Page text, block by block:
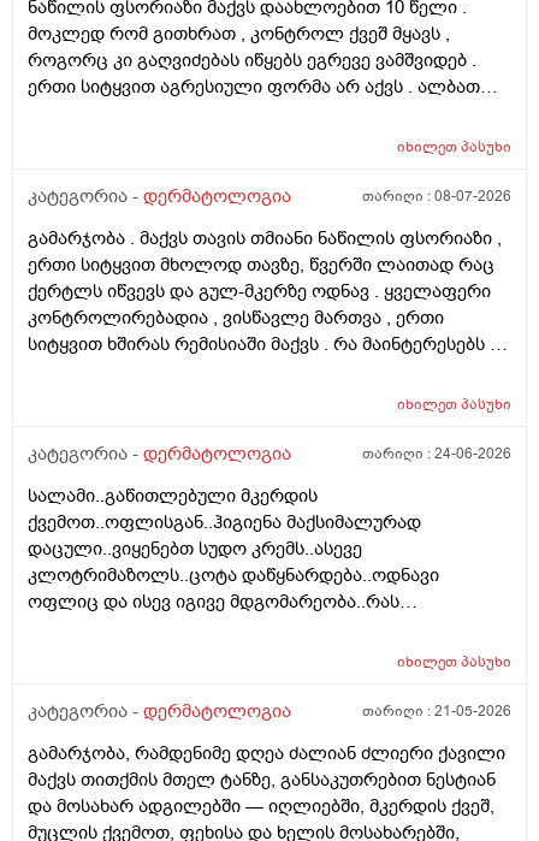
ნაწილის ფსორიაზი მაქვს დაახლოებით 10 წელი .
მოკლედ რომ გითხრათ , კონტროლ ქვეშ მყავს ,
როგორც კი გაღვიძებას იწყებს ეგრევე ვამშვიდებ .
ერთი სიტყვით აგრესიული ფორმა არ აქვს . ალბათ
ასაკი და გენეტიკა , ზუსტად ვერ გეტყვით მაგრამ
შუბლის ხაზიც გადაწეულია უკვე აშკარად . ჩემი
ჩამატება და გახშირება , თუ არის მიზანშეწონილი და
გამართლებილი სკალპის ფსორიაზის დროს ? არ
მინდა რომ ამ პროცედურებმა კიდევ უფრო
გამიღიანოს . თუ გააგრძელებს იმავე ფორმით
არსებობას თანახმა ვარ ერთი სიტყით . მოკლედ
ფსორიაზის დროს და არის თუ არა პრაქტიკაში ვინც
გაღიზიანებულა კიდე უფრო . მადლონა წინასწარ !
იხილეთპასუხი
კატეგორია - დერმატოლოგია თარიღი :08-07-2026
გამარჯობა . მაქვს თავის თმიანი ნაწილის ფსორიაზი ,
ერთი სიტყვით მხოლოდ თავზე, წვერში ლაითად რაც
ქერტლს იწვევს და გულ-მკერზე ოდნავ . ყველაფერი
კონტროლირებადია , ვისწავლე მართვა , ერთი
სიტყვით ხშირას რემისიაში მაქვს . რა მაინტერესებს -
კისერი , ყელი , მუცელი , საჯდომი , ხელი , ფეხი და ა.შ
და ყელზე და დაახლოებით 2 წელია გავწყვიტე ,
ვარ . ვიღაცამ მითხრა შესაძლოა ეპილაციამ
გააღიაზიანოს და მანდაც გამოვიდესო , შიშმა ამიტანა
. სხვადასხვა ვერსია მესმის , ზოგი ამბობს არანაირი
ახალი კერების გაჩენა , ზოგიც კი პირიქით . იქნებ
თქვენ მითხრათ ღირს გაგრძელება ? რისკი
იხილეთპასუხი
კატეგორია - დერმატოლოგია თარიღი :24-06-2026
სალამი..გაწითლებული მკერდის
ქვემოთ..ოფლისგან..ჰიგიენა მაქსიმალურად
დაცული..ვიყენებთ სუდო კრემს..ასევე
კლოტრიმაზოლს..ცოტა დაწყნარდება..ოდნავი
ოფლიც და ისევ იგივე მდგომარეობა..რას
იხილეთპასუხი
კატეგორია - დერმატოლოგია თარიღი :21-05-2026
გამარჯობა, რამდენიმე დღეა ძალიან ძლიერი ქავილი
მაქვს თითქმის მთელ ტანზე, განსაკუთრებით ნესტიან
და მოსახარ ადგილებში — იღლიებში, მკერდის ქვეშ,
მუცლის ქვემოთ, ფეხისა და ხელის მოსახარებში,